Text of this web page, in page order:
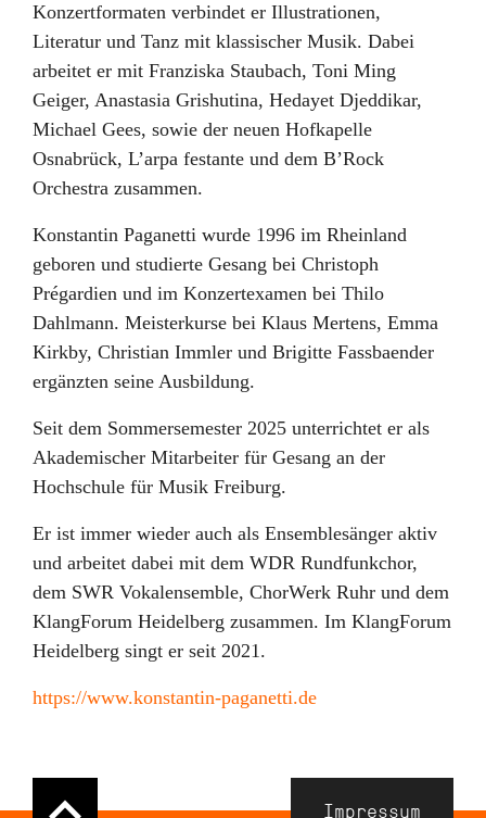
Konzertformaten verbindet er Illustrationen,
Literatur und Tanz mit klassischer Musik. Dabei
arbeitet er mit Franziska Staubach, Toni Ming
Geiger, Anastasia Grishutina, Hedayet Djeddikar,
Michael Gees, sowie der neuen Hofkapelle
Osnabrück, L’arpa festante und dem B’Rock
Orchestra zusammen.
Konstantin Paganetti wurde 1996 im Rheinland
geboren und studierte Gesang bei Christoph
Prégardien und im Konzertexamen bei Thilo
Dahlmann. Meisterkurse bei Klaus Mertens, Emma
Kirkby, Christian Immler und Brigitte Fassbaender
ergänzten seine Ausbildung.
Seit dem Sommersemester 2025 unterrichtet er als
Akademischer Mitarbeiter für Gesang an der
Hochschule für Musik Freiburg.
Er ist immer wieder auch als Ensemblesänger aktiv
und arbeitet dabei mit dem WDR Rundfunkchor,
dem SWR Vokalensemble, ChorWerk Ruhr und dem
KlangForum Heidelberg zusammen. Im KlangForum
Heidelberg singt er seit 2021.
https://www.konstantin-paganetti.de
Navigation
Impressum